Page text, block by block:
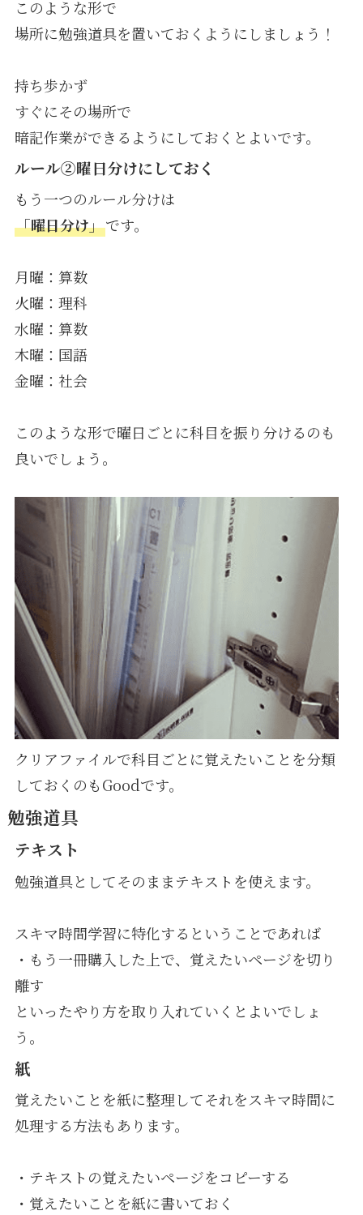
このような形で
場所に勉強道具を置いておくようにしましょう！
持ち歩かず
すぐにその場所で
暗記作業ができるようにしておくとよいです。
ルール②曜日分けにしておく
もう一つのルール分けは
「曜日分け」です。
月曜：算数
火曜：理科
水曜：算数
木曜：国語
金曜：社会
このような形で曜日ごとに科目を振り分けるのも
良いでしょう。
クリアファイルで科目ごとに覚えたいことを分類
しておくのもGoodです。
勉強道具
テキスト
勉強道具としてそのままテキストを使えます。
スキマ時間学習に特化するということであれば
・もう一冊購入した上で、覚えたいページを切り
離す
といったやり方を取り入れていくとよいでしょ
う。
紙
覚えたいことを紙に整理してそれをスキマ時間に
処理する方法もあります。
・テキストの覚えたいページをコピーする
・覚えたいことを紙に書いておく